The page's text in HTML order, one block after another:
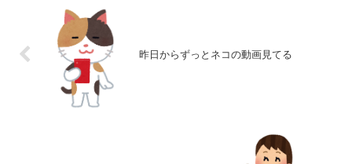
昨日からずっとネコの動画見てる